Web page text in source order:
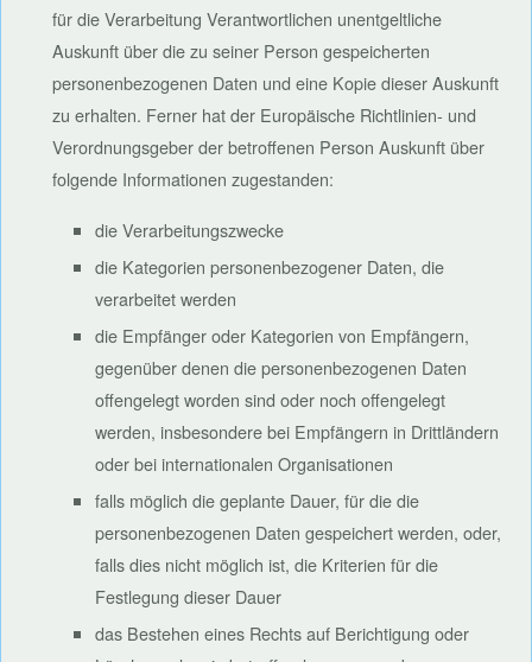
für die Verarbeitung Verantwortlichen unentgeltliche
Auskunft über die zu seiner Person gespeicherten
personenbezogenen Daten und eine Kopie dieser Auskunft
zu erhalten. Ferner hat der Europäische Richtlinien- und
Verordnungsgeber der betroffenen Person Auskunft über
folgende Informationen zugestanden:
die Verarbeitungszwecke
die Kategorien personenbezogener Daten, die
verarbeitet werden
die Empfänger oder Kategorien von Empfängern,
gegenüber denen die personenbezogenen Daten
offengelegt worden sind oder noch offengelegt
werden, insbesondere bei Empfängern in Drittländern
oder bei internationalen Organisationen
falls möglich die geplante Dauer, für die die
personenbezogenen Daten gespeichert werden, oder,
falls dies nicht möglich ist, die Kriterien für die
Festlegung dieser Dauer
das Bestehen eines Rechts auf Berichtigung oder